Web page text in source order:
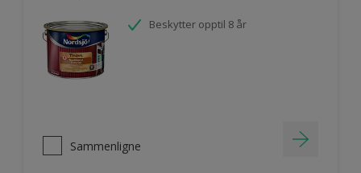
Beskytter opptil 8 år
Sammenligne